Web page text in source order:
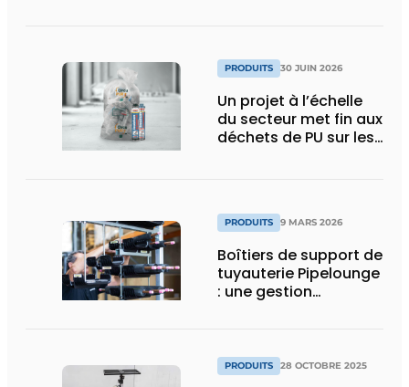
PRODUITS 30 JUIN 2026
Un projet à l’échelle
du secteur met fin aux
déchets de PU sur les
PRODUITS 9 MARS 2026
Boîtiers de support de
tuyauterie Pipelounge
: une gestion
rapide et plus soignée
PRODUITS 28 OCTOBRE 2025